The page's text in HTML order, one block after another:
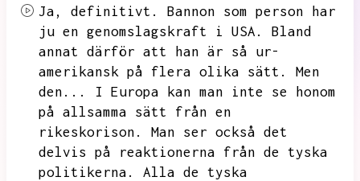
Ja, definitivt.
Bannon som person har
ju en genomslagskraft i USA.
Bland
annat därför att han är så ur-
amerikansk på flera olika sätt.
Men
den...
I Europa kan man inte se honom
på allsamma sätt från en
rikeskorison.
Man ser också det
delvis på reaktionerna från de tyska
politikerna.
Alla de tyska